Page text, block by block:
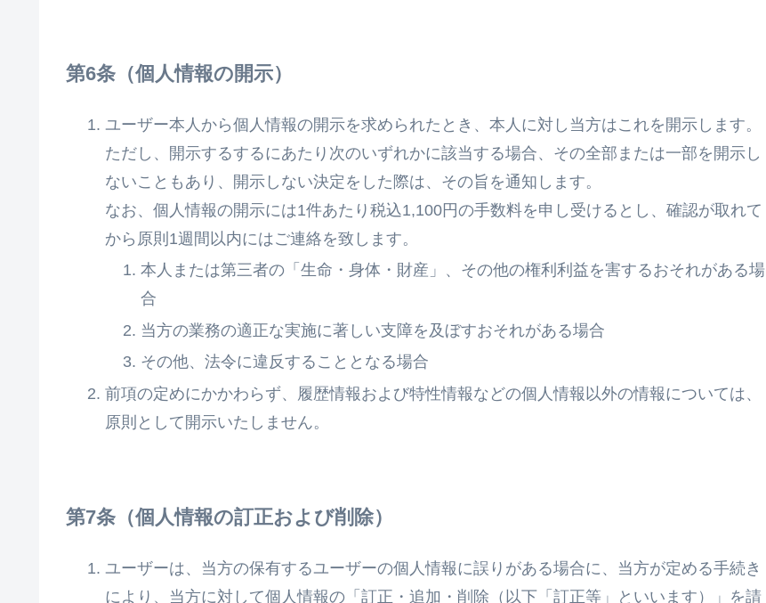
個人情報の開示
ユーザー本人から個人情報の開示を求められたとき、本人に対し当方はこれを開示します。
ただし、開示するするにあたり次のいずれかに該当する場合、その全部または一部を開示し
ないこともあり、開示しない決定をした際は、その旨を通知します。
なお、個人情報の開示には1件あたり税込1,100円の手数料を申し受けるとし、確認が取れて
から原則1週間以内にはご連絡を致します。
本人または第三者の「生命・身体・財産」、その他の権利利益を害するおそれがある場
合
当方の業務の適正な実施に著しい支障を及ぼすおそれがある場合
その他、法令に違反することとなる場合
前項の定めにかかわらず、履歴情報および特性情報などの個人情報以外の情報については、
原則として開示いたしません。
個人情報の訂正および削除
ユーザーは、当方の保有するユーザーの個人情報に誤りがある場合に、当方が定める手続き
により、当方に対して個人情報の「訂正・追加・削除（以下「訂正等」といいます）」を請